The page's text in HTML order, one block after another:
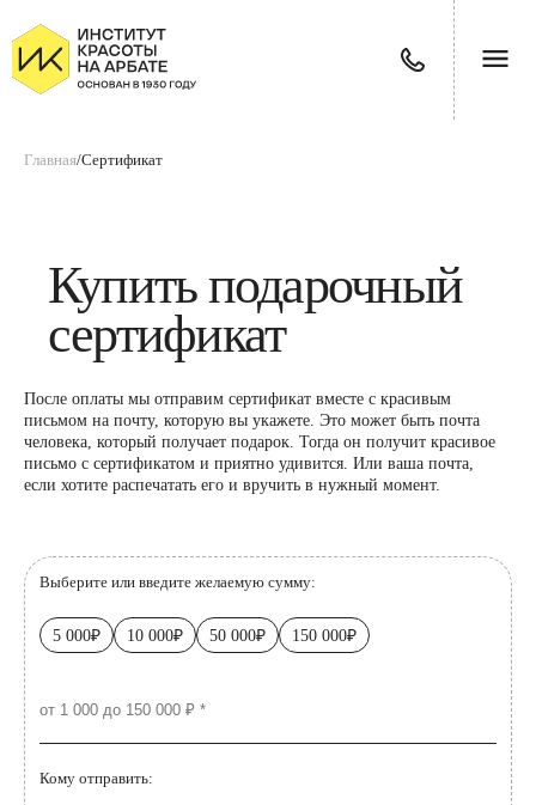
Главная/Сертификат
Купить подарочный
сертификат
После оплаты мы отправим сертификат вместе с красивым
письмом на почту, которую вы укажете. Это может быть почта
человека, который получает подарок. Тогда он получит красивое
письмо с сертификатом и приятно удивится. Или ваша почта,
если хотите распечатать его и вручить в нужный момент.
Выберите или введите желаемую сумму:
5 000₽ 10 000₽ 50 000₽ 150 000₽
Кому отправить: